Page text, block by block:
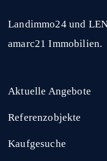
Landimmo24 und
amarc21 Immobilien.
Aktuelle Angebote
Referenzobjekte
Kaufgesuche